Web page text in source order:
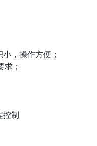
，操作方便；
求；
制